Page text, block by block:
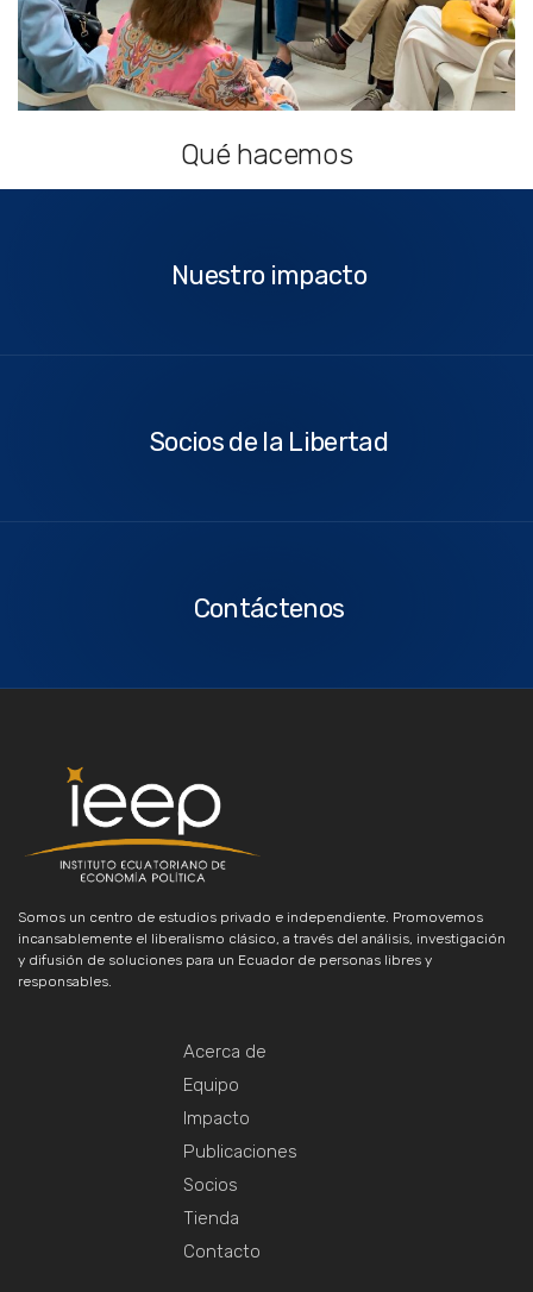
Qué hacemos
Nuestro impacto
Libertad
Socios de la Libertad
Contáctenos
Somos un centro de estudios privado e independiente. Promovemos
incansablemente el liberalismo clásico, a través del análisis, investigación
y difusión de soluciones para un Ecuador de personas libres y
responsables.
Acerca de
Equipo
Impacto
Publicaciones
Socios
Tienda
Contacto